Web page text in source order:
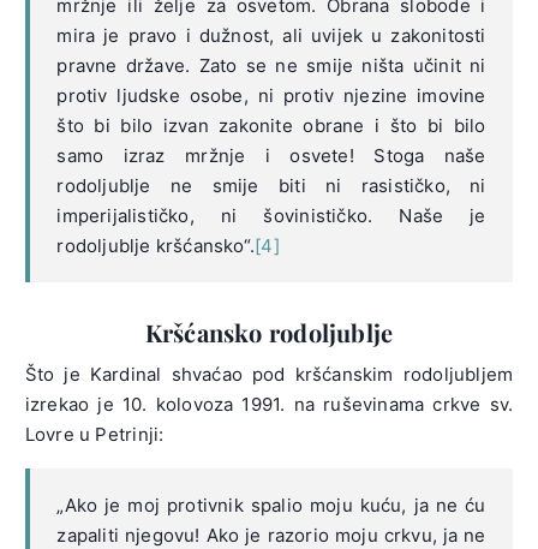
mržnje ili želje za osvetom. Obrana slobode i
mira je pravo i dužnost, ali uvijek u zakonitosti
pravne države. Zato se ne smije ništa učinit ni
protiv ljudske osobe, ni protiv njezine imovine
što bi bilo izvan zakonite obrane i što bi bilo
samo izraz mržnje i osvete! Stoga naše
rodoljublje ne smije biti ni rasističko, ni
imperijalističko, ni šovinističko. Naše je
rodoljublje kršćansko“.[4]
Kršćansko rodoljublje
Što je Kardinal shvaćao pod kršćanskim rodoljubljem
izrekao je 10. kolovoza 1991. na ruševinama crkve sv.
Lovre u Petrinji:
„Ako je moj protivnik spalio moju kuću, ja ne ću
zapaliti njegovu! Ako je razorio moju crkvu, ja ne